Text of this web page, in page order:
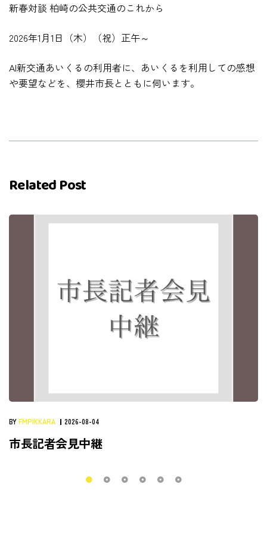
新春対談 柏崎の公共交通のこれから
2026年1月1日（木）（祝）正午～
AI新交通あいくるの利用者に、あいくるを利用しての感想
や要望などを、櫻井市長とともに伺います。
Related Post
BYFMPIKKARA 2026-08-04
市長記者会見中継